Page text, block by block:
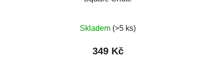
Skladem (>5 ks)
349 Kč